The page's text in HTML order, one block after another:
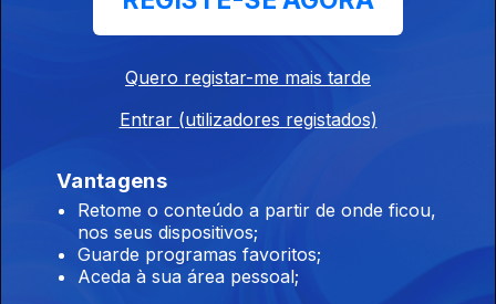
Xexa, Da Chick, Nate Smith, Greg Foat & Forest Law, Mal
Waldron e Hermeto Pascoal
Presente e (algum) Passado como sementes
21 set. 2025
Makaya McCraven, KeiyaA, Lucrecia Dalt, Dom Salvador e Sun
Quero registar-me mais tarde
Entrar (utilizadores registados)
Vantagens
Retome o conteúdo a partir de onde ficou,
nos seus dispositivos;
Guarde programas favoritos;
Aceda à sua área pessoal;